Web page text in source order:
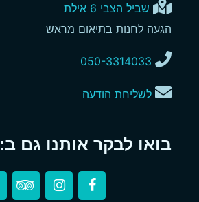
שביל הצבי 6 אילת
הגעה לחנות בתיאום מראש
050-3314033
לשליחת הודעה
בואו לבקר אותנו גם ב: